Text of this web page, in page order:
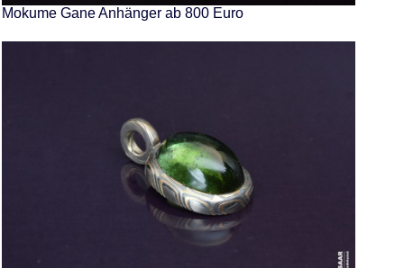
Mokume Gane Anhänger ab 800 Euro